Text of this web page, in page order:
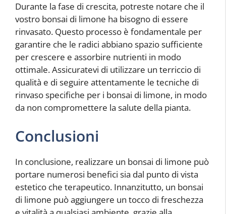
Durante la fase di crescita, potreste notare che il
vostro bonsai di limone ha bisogno di essere
rinvasato. Questo processo è fondamentale per
garantire che le radici abbiano spazio sufficiente
per crescere e assorbire nutrienti in modo
ottimale. Assicuratevi di utilizzare un terriccio di
qualità e di seguire attentamente le tecniche di
rinvaso specifiche per i bonsai di limone, in modo
da non compromettere la salute della pianta.
Conclusioni
In conclusione, realizzare un bonsai di limone può
portare numerosi benefici sia dal punto di vista
estetico che terapeutico. Innanzitutto, un bonsai
di limone può aggiungere un tocco di freschezza